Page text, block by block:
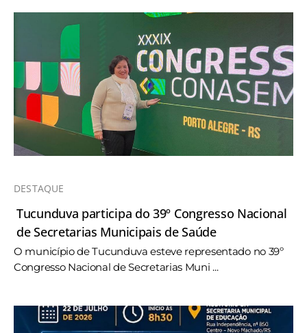
DESTAQUE
Tucunduva participa do 39º Congresso Nacional
de Secretarias Municipais de Saúde
O município de Tucunduva esteve representado no 39º
Congresso Nacional de Secretarias Muni ...